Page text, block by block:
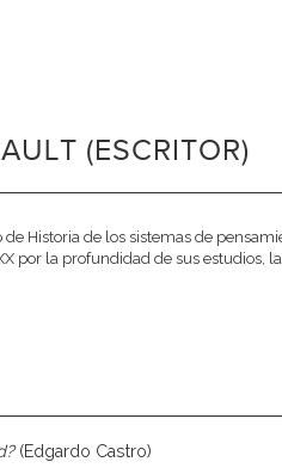
(ESCRITOR)
Historia de los sistemas de
por la profundidad de sus estudios,
(Edgardo Castro)